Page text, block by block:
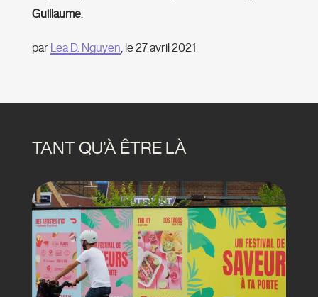
Guillaume.
par Lea D. Nguyen , le 27 avril 2021
TANT QU’À ÊTRE LÀ